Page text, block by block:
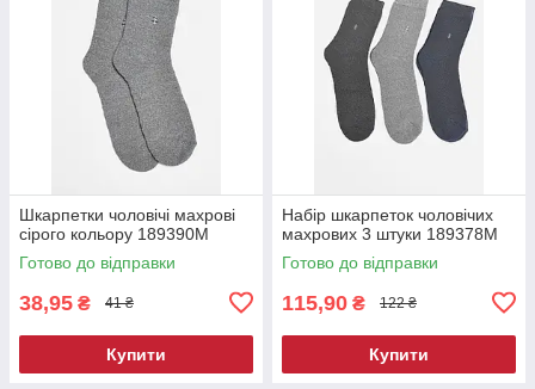
Шкарпетки чоловічі махрові
сірого кольору 189390M
Готово до відправки
38,95 ₴ 41 ₴
Купити
Набір шкарпеток чоловічих
махрових 3 штуки 189378M
Готово до відправки
115,90 ₴ 122 ₴
Купити